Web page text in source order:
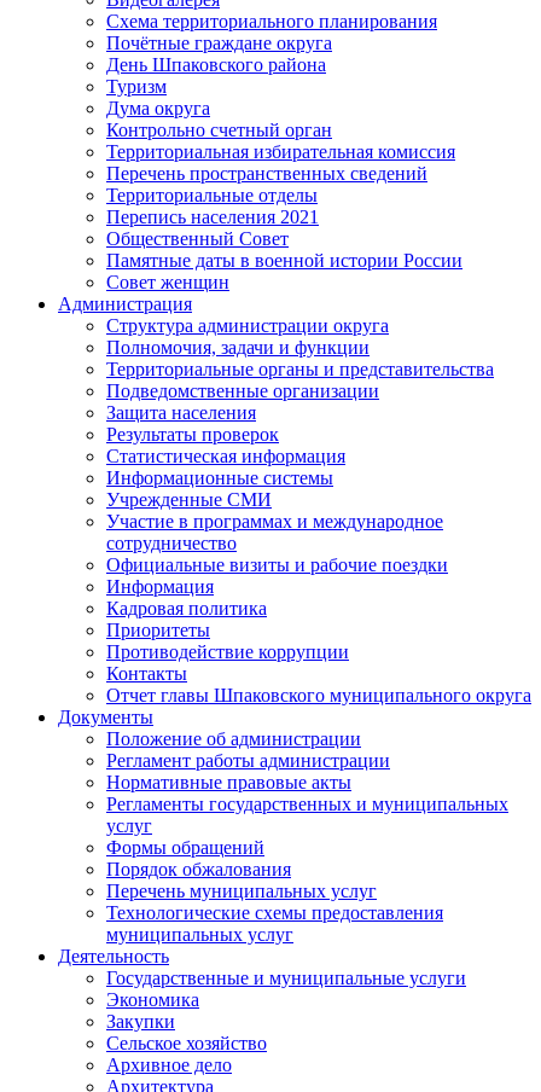
Схема территориального планирования
Почётные граждане округа
День Шпаковского района
Туризм
Дума округа
Контрольно счетный орган
Территориальная избирательная комиссия
Перечень пространственных сведений
Территориальные отделы
Перепись населения 2021
Общественный Совет
Памятные даты в военной истории России
Совет женщин
Администрация
Структура администрации округа
Полномочия, задачи и функции
Территориальные органы и представительства
Подведомственные организации
Защита населения
Результаты проверок
Статистическая информация
Информационные системы
Учрежденные СМИ
Участие в программах и международное
сотрудничество
Официальные визиты и рабочие поездки
Информация
Кадровая политика
Приоритеты
Противодействие коррупции
Контакты
Отчет главы Шпаковского муниципального округа
Документы
Положение об администрации
Регламент работы администрации
Нормативные правовые акты
Регламенты государственных и муниципальных
услуг
Формы обращений
Порядок обжалования
Перечень муниципальных услуг
Технологические схемы предоставления
муниципальных услуг
Деятельность
Государственные и муниципальные услуги
Экономика
Закупки
Сельское хозяйство
Архивное дело
Архитектура